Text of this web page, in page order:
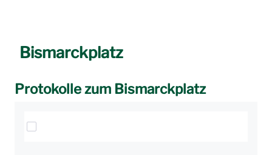
Bismarckplatz
Protokolle zum Bismarckplatz
Elemente auswählen